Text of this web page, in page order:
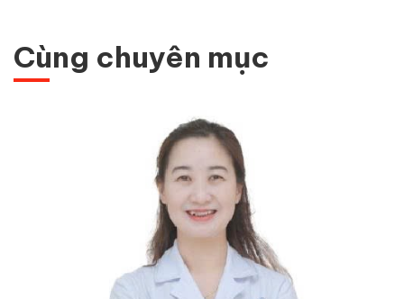
Cùng chuyên mục